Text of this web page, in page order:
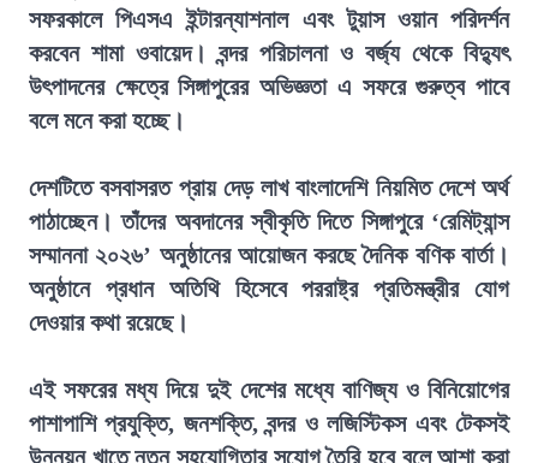
সফরকালে পিএসএ ইন্টারন্যাশনাল এবং টুয়াস ওয়ান পরিদর্শন
করবেন শামা ওবায়েদ। বন্দর পরিচালনা ও বর্জ্য থেকে বিদ্যুৎ
উৎপাদনের ক্ষেত্রে সিঙ্গাপুরের অভিজ্ঞতা এ সফরে গুরুত্ব পাবে
বলে মনে করা হচ্ছে।
দেশটিতে বসবাসরত প্রায় দেড় লাখ বাংলাদেশি নিয়মিত দেশে অর্থ
পাঠাচ্ছেন। তাঁদের অবদানের স্বীকৃতি দিতে সিঙ্গাপুরে ‘রেমিট্যান্স
সম্মাননা ২০২৬’ অনুষ্ঠানের আয়োজন করছে দৈনিক বণিক বার্তা।
অনুষ্ঠানে প্রধান অতিথি হিসেবে পররাষ্ট্র প্রতিমন্ত্রীর যোগ
দেওয়ার কথা রয়েছে।
এই সফরের মধ্য দিয়ে দুই দেশের মধ্যে বাণিজ্য ও বিনিয়োগের
পাশাপাশি প্রযুক্তি, জনশক্তি, বন্দর ও লজিস্টিকস এবং টেকসই
উন্নয়ন খাতে নতুন সহযোগিতার সুযোগ তৈরি হবে বলে আশা করা